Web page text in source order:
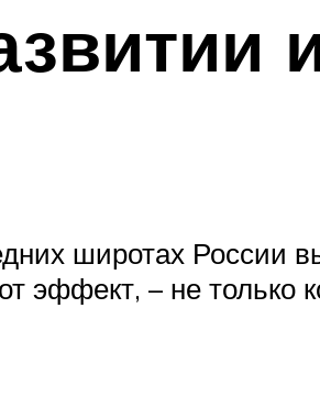
широтах России
эффект, – не только